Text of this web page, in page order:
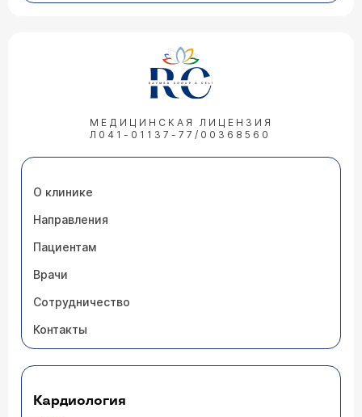
МЕДИЦИНСКАЯ ЛИЦЕНЗИЯ
Л041-01137-77/00368560
О клинике
Направления
Пациентам
Врачи
Сотрудничество
Контакты
Кардиология